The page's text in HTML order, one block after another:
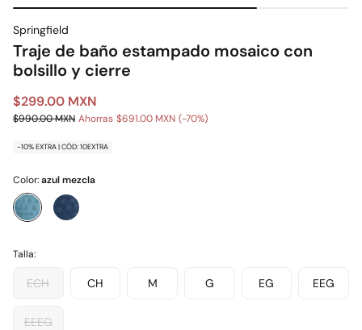
Springfield
Traje de baño estampado mosaico con
bolsillo y cierre
$299.00 MXN
$990.00 MXN Ahorras $691.00 MXN 70
-10% EXTRA | CÓD: 10EXTRA
Color:azul mezcla
Talla:
ECH CH M G EG EEG
EEEG